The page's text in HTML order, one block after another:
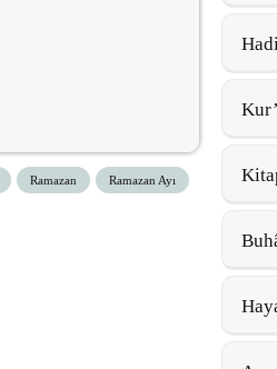
Ramazan Ramazan Ayı